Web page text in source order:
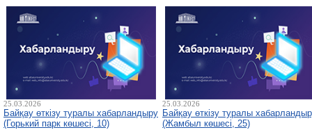
25.03.2026
Байқау өткізу туралы хабарландыру
(Горький парк көшесі, 10)
25.03.2026
Байқау өткізу туралы
(Жамбыл көшесі, 25)